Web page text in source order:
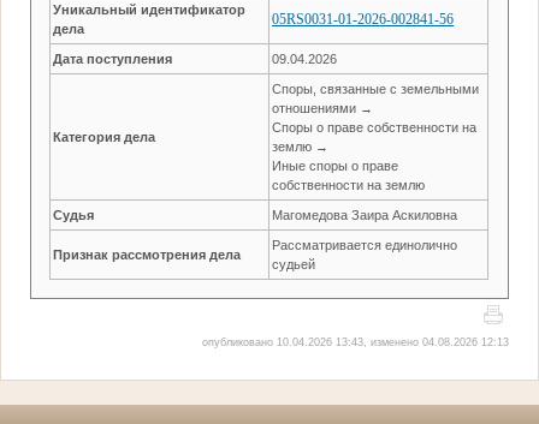
Уникальный идентификатор
дела
05RS0031-01-2026-002841-56
Дата поступления 09.04.2026
Категория дела
Споры, связанные с земельными
отношениями →
Споры о праве собственности на
землю →
Иные споры о праве
собственности на землю
Судья Магомедова Заира Аскиловна
Признак рассмотрения дела
Рассматривается единолично
судьей
опубликовано 10.04.2026 13:43, изменено 04.08.2026 12:13